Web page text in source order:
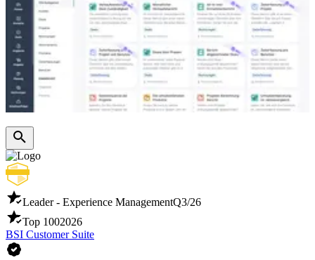
Leader - Experience ManagementQ3/26
Top 1002026
BSI Customer Suite